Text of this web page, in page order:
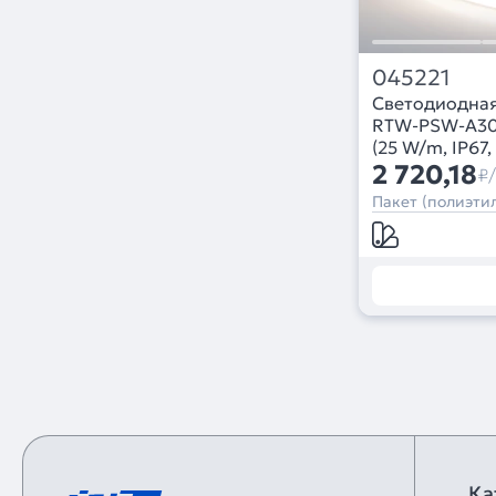
045221
RTW-PSW-
(25 W/m,
лет)
2 720,18
Пакет